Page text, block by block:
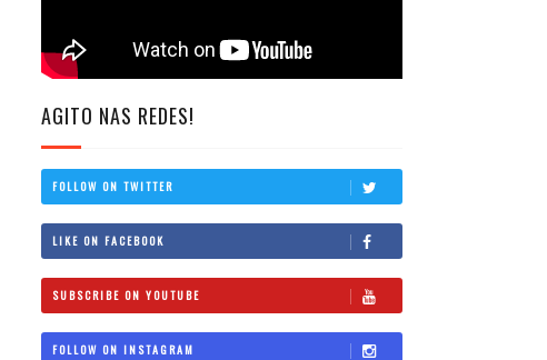
AGITO NAS REDES!
FOLLOW ON TWITTER
LIKE ON FACEBOOK
SUBSCRIBE ON YOUTUBE
FOLLOW ON INSTAGRAM